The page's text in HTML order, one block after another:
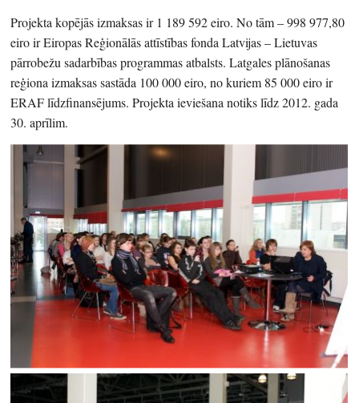
Projekta kopējās izmaksas ir 1 189 592 eiro. No tām – 998 977,80
eiro ir Eiropas Reģionālās attīstības fonda Latvijas – Lietuvas
pārrobežu sadarbības programmas atbalsts. Latgales plānošanas
reģiona izmaksas sastāda 100 000 eiro, no kuriem 85 000 eiro ir
ERAF līdzfinansējums. Projekta ieviešana notiks līdz 2012. gada
30. aprīlim.